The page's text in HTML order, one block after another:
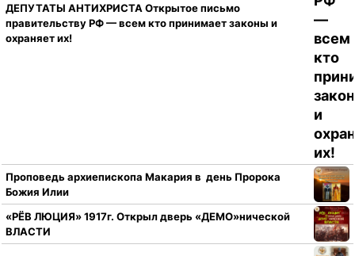
ДЕПУТАТЫ АНТИХРИСТА Открытое письмо
правительству РФ — всем кто принимает законы и
охраняет их!
Проповедь архиепископа Макария в день Пророка
Божия Илии
«РЁВ ЛЮЦИЯ» 1917г. Открыл дверь «ДЕМО»нической
ВЛАСТИ